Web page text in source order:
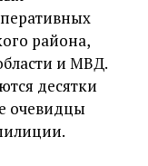
района,
и МВД.
десятки
очевидцы